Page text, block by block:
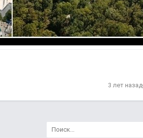
3 лет назад